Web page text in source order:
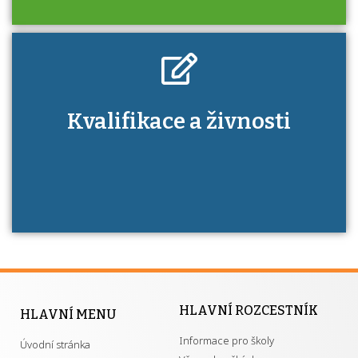
Kdo je to autorizovaná osoba a jaké výhody
má získání autorizace?
Kvalifikace a živnosti
HLAVNÍ MENU
Úvodní stránka
HLAVNÍ ROZCESTNÍK
Informace pro školy